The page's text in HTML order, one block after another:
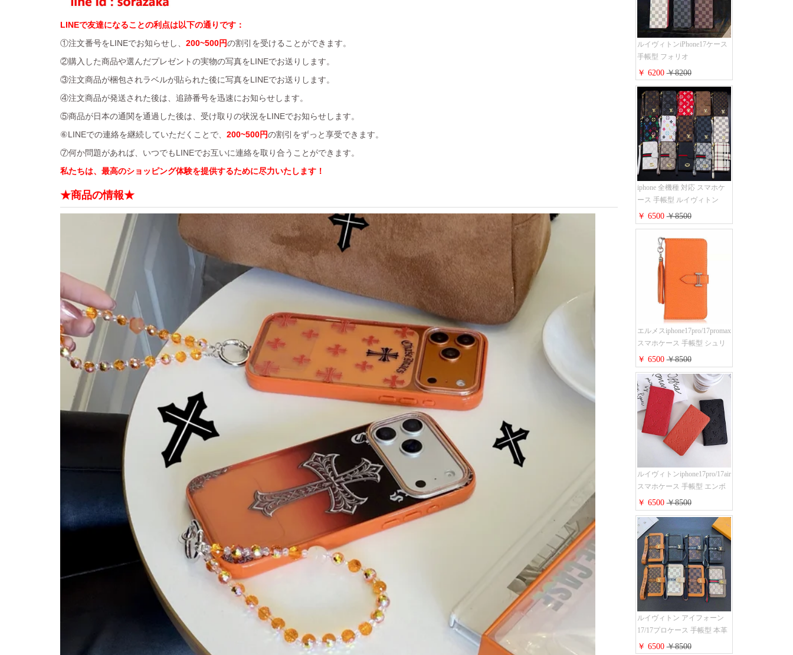
LINEで友達になることの利点は以下の通りです：
①注文番号をLINEでお知らせし、 200~500円の割引を受けることができます。
②購入した商品や選んだプレゼントの実物の写真をLINEでお送りします。
③注文商品が梱包されラベルが貼られた後に写真をLINEでお送りします。
④注文商品が発送された後は、追跡番号を迅速にお知らせします。
⑤商品が日本の通関を通過した後は、受け取りの状況をLINEでお知らせします。
⑥LINEでの連絡を継続していただくことで、 200~500円の割引をずっと享受できます。
⑦何か問題があれば、いつでもLINEでお互いに連絡を取り合うことができます。
私たちは、最高のショッピング体験を提供するために尽力いたします！
★商品の情報★
ルイヴィトンiPhone17ケース
手帳型 フォリオ
iPhone17pro/17promaxケース
ダミエ モノグラム レザー 磁
石内蔵 LV アイフォン
16/16plus手帳ケース 超薄 ビ
ジネス風 メンズ レディース
おしゃれ ブランド
iphone15/14/13手帳型スマホケ
ース お 揃い
￥ 6200￥8200
iphone 全機種 対応 スマホケ
ース 手帳型 ルイヴィトン
iPhone17pro/17air/17e手帳型ケ
ース 安心する 買う モノグラ
ム シュリンクレザーLV アイ
フォン16/16promaxスマホケー
ス 手帳 多機能 グッチ
iphone15pro/14/13携帯ケース
大人 レディース メンズ スト
ラップ付き
￥ 6500￥8500
エルメスiphone17pro/17promax
スマホケース 手帳型 シュリ
ンクレザー タッセル ストラ
ップ 付き Hermes
iphone16pro/16ケース 財布型
スタンド機能 携帯カバー ハ
イ ブランド アイフォーン
15/14/13ケース 手帳 レディー
ス 人気
￥ 6500￥8500
ルイヴィトンiphone17pro/17air
スマホケース 手帳型 エンボ
スレザー 本革 モノグラム LV
アイフォン 16pro/16promaxケ
ース 手帳 型 カード入れ 高级
ブランド iPhone 15/14/13 pro
ケース 手帳型 男女通用 大人
かわいい
￥ 6500￥8500
ルイヴィトン アイフォーン
17/17プロケース 手帳型 本革
レザー モノグラム Louis
￥ 6500￥8500